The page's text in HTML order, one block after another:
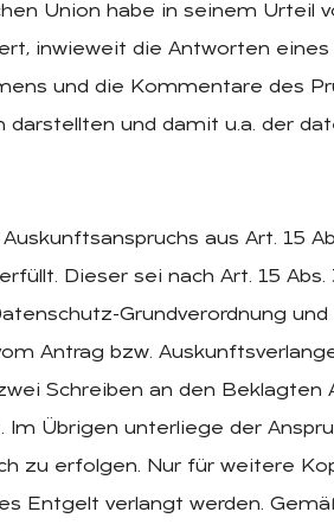
Union habe in seinem Urteil
inwieweit die Antworten
und die Kommentare des
und damit u.a. der
aus Art. 15
Dieser sei nach Art. 15
Grundverordnung
Antrag bzw.
Schreiben an den
Im Übrigen unterliege der
zu erfolgen. Nur für weitere
Entgelt verlangt werden.